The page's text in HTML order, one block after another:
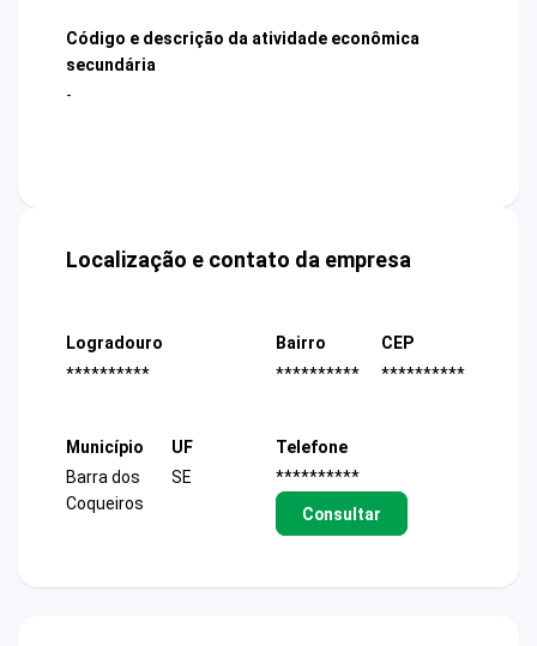
Código e descrição da atividade econômica
secundária
-
Localização e contato da empresa
Logradouro
**********
Bairro
**********
CEP
**********
Município
Barra dos
Coqueiros
UF
SE
Telefone
**********
Consultar